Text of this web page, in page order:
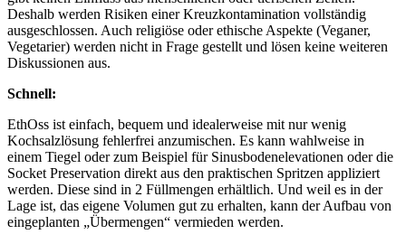
Deshalb werden Risiken einer Kreuzkontamination vollständig
ausgeschlossen. Auch religiöse oder ethische Aspekte (Veganer,
Vegetarier) werden nicht in Frage gestellt und lösen keine weiteren
Diskussionen aus.
Schnell:
EthOss ist einfach, bequem und idealerweise mit nur wenig
Kochsalzlösung fehlerfrei anzumischen. Es kann wahlweise in
einem Tiegel oder zum Beispiel für Sinusbodenelevationen oder die
Socket Preservation direkt aus den praktischen Spritzen appliziert
werden. Diese sind in 2 Füllmengen erhältlich. Und weil es in der
Lage ist, das eigene Volumen gut zu erhalten, kann der Aufbau von
eingeplanten „Übermengen“ vermieden werden.